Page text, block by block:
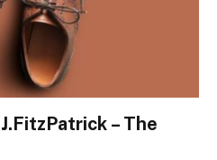
– The